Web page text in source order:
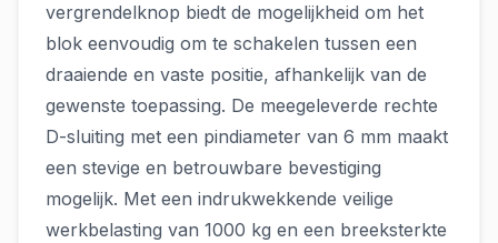
vergrendelknop biedt de mogelijkheid om het
blok eenvoudig om te schakelen tussen een
draaiende en vaste positie, afhankelijk van de
gewenste toepassing. De meegeleverde rechte
D-sluiting met een pindiameter van 6 mm maakt
een stevige en betrouwbare bevestiging
mogelijk. Met een indrukwekkende veilige
werkbelasting van 1000 kg en een breeksterkte